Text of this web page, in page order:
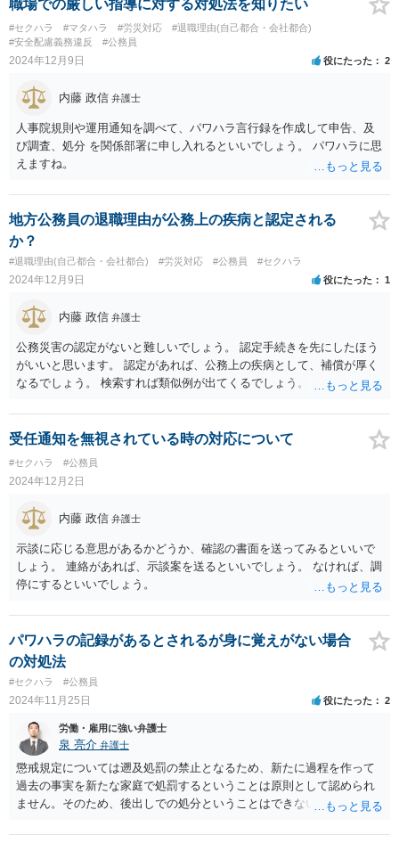
職場での厳しい指導に対する対処法を知りたい
#セクハラ #マタハラ #労災対応
#退職理由(自己都合・会社都合)
#安全配慮義務違反
#公務員
2024年12月9日 役にたった 2
内藤 政信 弁護士
人事院規則や運用通知を調べて、パワハラ言行録を作成して申告、及
び調査、処分 を関係部署に申し入れるといいでしょう。 パワハラに思
えますね。
地方公務員の退職理由が公務上の疾病と認定される
か？
#退職理由(自己都合・会社都合) #労災対応 #公務員 #セクハラ
2024年12月9日 役にたった 1
内藤 政信 弁護士
公務災害の認定がないと難しいでしょう。 認定手続きを先にしたほう
がいいと思います。 認定があれば、公務上の疾病として、補償が厚く
なるでしょう。 検索すれば類似例が出てくるでしょう。
受任通知を無視されている時の対応について
#セクハラ #公務員
2024年12月2日
内藤 政信 弁護士
示談に応じる意思があるかどうか、確認の書面を送ってみるといいで
しょう。 連絡があれば、示談案を送るといいでしょう。 なければ、調
停にするといいでしょう。
パワハラの記録があるとされるが身に覚えがない場合
の対処法
#セクハラ #公務員
2024年11月25日 役にたった 2
労働・雇用に強い弁護士
泉 亮介 弁護士
懲戒規定については遡及処罰の禁止となるため、新たに過程を作って
過去の事実を新たな家庭で処罰するということは原則として認められ
ません。そのため、後出しでの処分ということはできないでしょう。